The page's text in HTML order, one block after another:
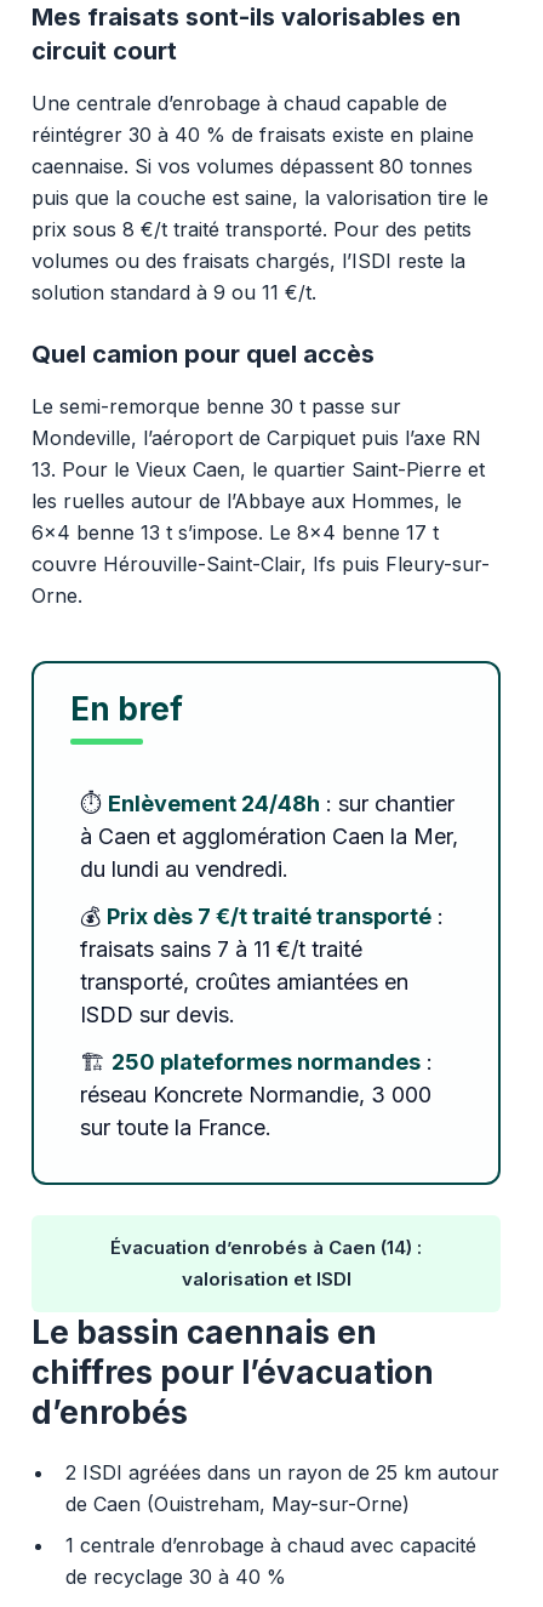
Mes fraisats sont-ils valorisables en
circuit court
Une centrale d’enrobage à chaud capable de
réintégrer 30 à 40 % de fraisats existe en plaine
caennaise. Si vos volumes dépassent 80 tonnes
puis que la couche est saine, la valorisation tire le
prix sous 8 €/t traité transporté. Pour des petits
volumes ou des fraisats chargés, l’ISDI reste la
solution standard à 9 ou 11 €/t.
Quel camion pour quel accès
Le semi-remorque benne 30 t passe sur
Mondeville, l’aéroport de Carpiquet puis l’axe RN
13. Pour le Vieux Caen, le quartier Saint-Pierre et
les ruelles autour de l’Abbaye aux Hommes, le
6x4 benne 13 t s’impose. Le 8x4 benne 17 t
couvre Hérouville-Saint-Clair, Ifs puis Fleury-sur-
Orne.
En bref
⏱️ Enlèvement 24/48h : sur chantier
à Caen et agglomération Caen la Mer,
du lundi au vendredi.
💰 Prix dès 7 €/t traité transporté:
fraisats sains 7 à 11 €/t traité
transporté, croûtes amiantées en
ISDD sur devis.
🏗️ 250 plateformes normandes:
réseau Koncrete Normandie, 3 000
sur toute la France.
Évacuation d’enrobés à Caen (14) :
valorisation et ISDI
Le bassin caennais en
chiffres pour l’évacuation
d’enrobés
2 ISDI agréées dans un rayon de 25 km autour
de Caen (Ouistreham, May-sur-Orne)
1 centrale d’enrobage à chaud avec capacité
de recyclage 30 à 40 %